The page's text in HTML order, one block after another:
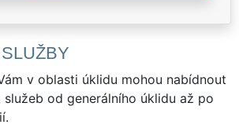
v oblasti úklidu mohou nabídnout
od generálního úklidu až po